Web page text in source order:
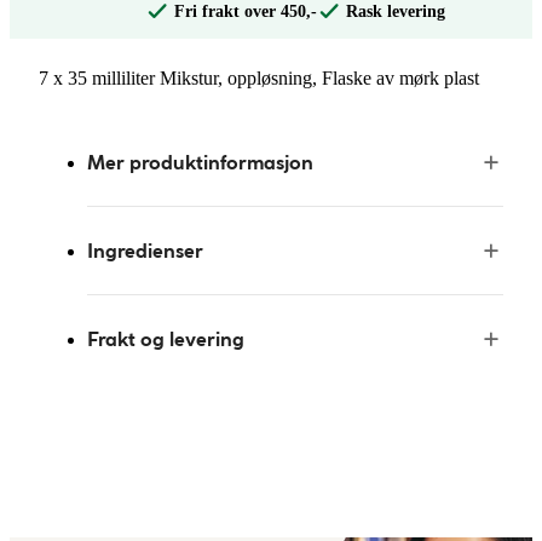
Fri frakt over 450,- Rask levering
7 x 35 milliliter Mikstur, oppløsning, Flaske av mørk plast
Mer produktinformasjon
Ingredienser
Frakt og levering